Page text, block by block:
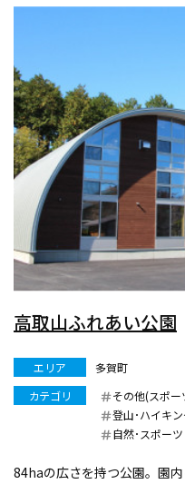
高取山ふれあい公園
エリア
多賀町
カテゴリ
その他(スポー
登山･ハイキ
自然･スポーツ
84haの広さを持つ公園。園